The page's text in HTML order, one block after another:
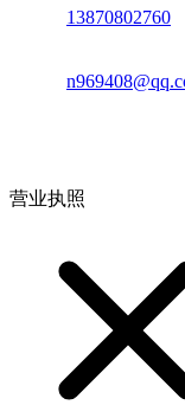
13870802760
营业执照